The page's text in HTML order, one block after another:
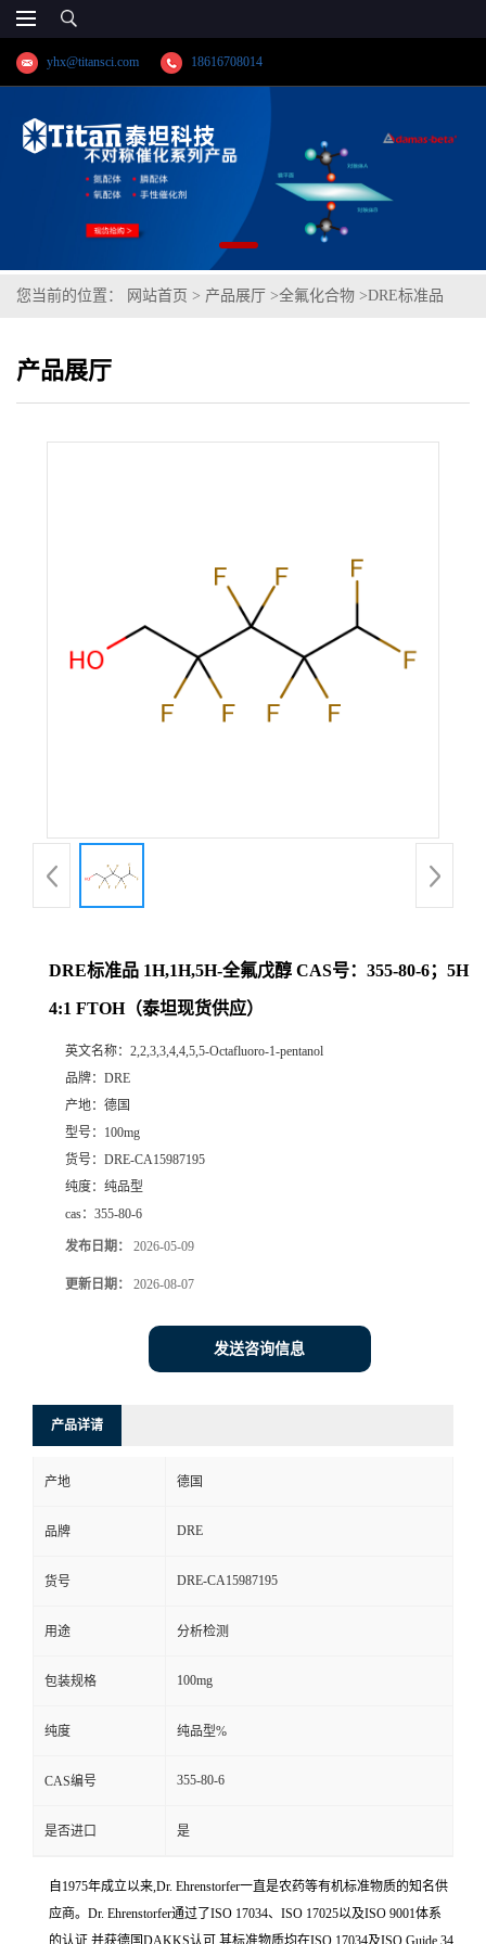
yhx@titansci.com 18616708014
您当前的位置： 网站首页 > 产品展厅 >全氟化合物 >DRE标准品
应）
产品展厅
DRE标准品 1H,1H,5H-全氟戊醇 CAS号：355-80-6；5H
4:1 FTOH（泰坦现货供应）
英文名称： 2,2,3,3,4,4,5,5-Octafluoro-1-pentanol
品牌： DRE
产地： 德国
型号： 100mg
货号： DRE-CA15987195
纯度： 纯品型
cas： 355-80-6
发布日期： 2026-05-09
更新日期： 2026-08-07
发送咨询信息
产品详请
产地 德国
品牌 DRE
货号 DRE-CA15987195
用途 分析检测
包装规格 100mg
纯度 纯品型%
CAS编号 355-80-6
是否进口 是
自1975年成立以来,Dr. Ehrenstorfer一直是农药等有机标准物质的知名供
应商。Dr. Ehrenstorfer通过了ISO 17034、ISO 17025以及ISO 9001体系
的认证,并获德国DAKKS认可,其标准物质均在ISO 17034及ISO Guide 34